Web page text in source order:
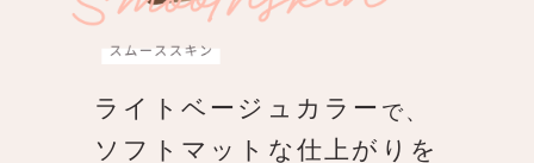
ライトベージュカラー で、
ソフトマットな仕上がりを